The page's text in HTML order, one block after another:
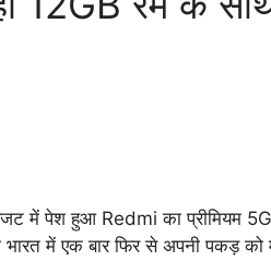
में पेश हुआ Redmi का प्रीमियम 5G
भारत में एक बार फिर से अपनी पकड़